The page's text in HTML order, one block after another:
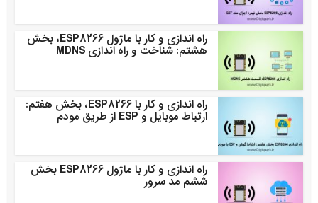
راه اندازی و کار با ماژول ESP8266، بخش
هشتم: شناخت و راه اندازی MDNS
راه اندازی و کار با ESP8266، بخش هفتم:
ارتباط موبایل و ESP از طریق مودم
راه اندازی و کار با ماژول ESP8266 بخش
ششم مد سرور